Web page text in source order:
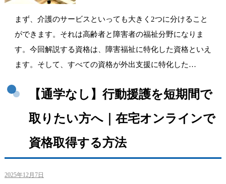
まず、介護のサービスといっても大きく2つに分けること
ができます。それは高齢者と障害者の福祉分野になりま
す。今回解説する資格は、障害福祉に特化した資格といえ
ます。そして、すべての資格が外出支援に特化した…
【通学なし】行動援護を短期間で
取りたい方へ｜在宅オンラインで
資格取得する方法
2025年12月7日